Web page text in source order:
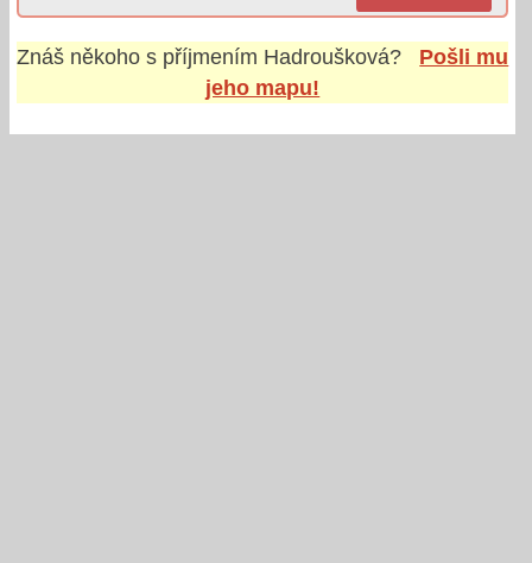
Znáš někoho s příjmením Hadroušková?
Pošli mu
jeho mapu!